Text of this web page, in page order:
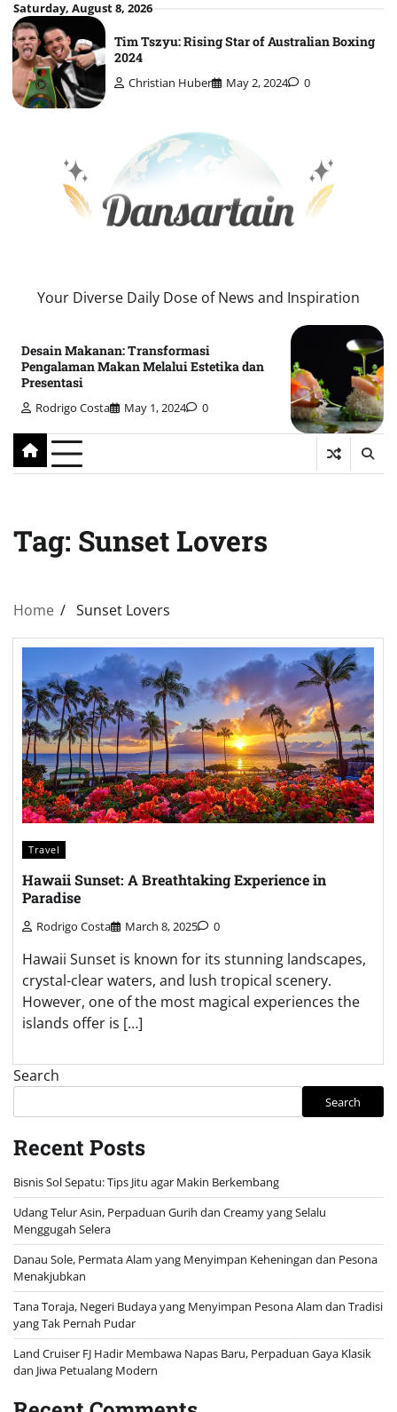
Skip
to
content
Saturday, August 8, 2026
Tim Tszyu: Rising Star of Australian Boxing
2024
Christian Huber May 2, 2024 0
Your Diverse Daily Dose of News and Inspiration
Desain Makanan: Transformasi
Pengalaman Makan Melalui Estetika dan
Presentasi
Rodrigo Costa May 1, 2024 0
Tag: Sunset Lovers
Home Sunset Lovers
Travel
Hawaii Sunset: A Breathtaking Experience in
Paradise
Rodrigo Costa March 8, 2025 0
Hawaii Sunset is known for its stunning landscapes,
crystal-clear waters, and lush tropical scenery.
However, one of the most magical experiences the
islands offer is […]
Search
Search
Recent Posts
Bisnis Sol Sepatu: Tips Jitu agar Makin Berkembang
Udang Telur Asin, Perpaduan Gurih dan Creamy yang Selalu
Menggugah Selera
Danau Sole, Permata Alam yang Menyimpan Keheningan dan Pesona
Menakjubkan
Tana Toraja, Negeri Budaya yang Menyimpan Pesona Alam dan Tradisi
yang Tak Pernah Pudar
Land Cruiser FJ Hadir Membawa Napas Baru, Perpaduan Gaya Klasik
dan Jiwa Petualang Modern